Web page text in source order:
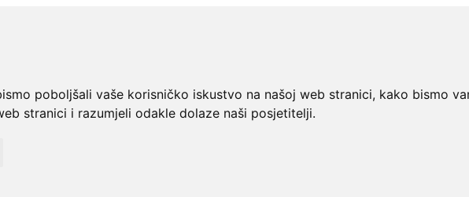
poboljšali vaše korisničko iskustvo na našoj web stranici, kako bismo
stranici i razumjeli odakle dolaze naši posjetitelji.